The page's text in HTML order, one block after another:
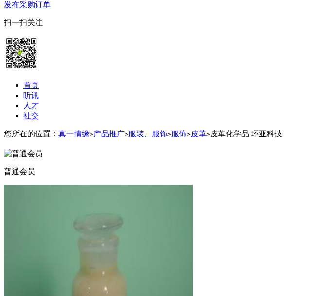
发布采购订单
扫一扫关注
首页
听讯
人才
社交
您所在的位置： 真一情缘>产品推广>服装、服饰>服饰>皮革>皮革化学品 环亚科技
普通会员